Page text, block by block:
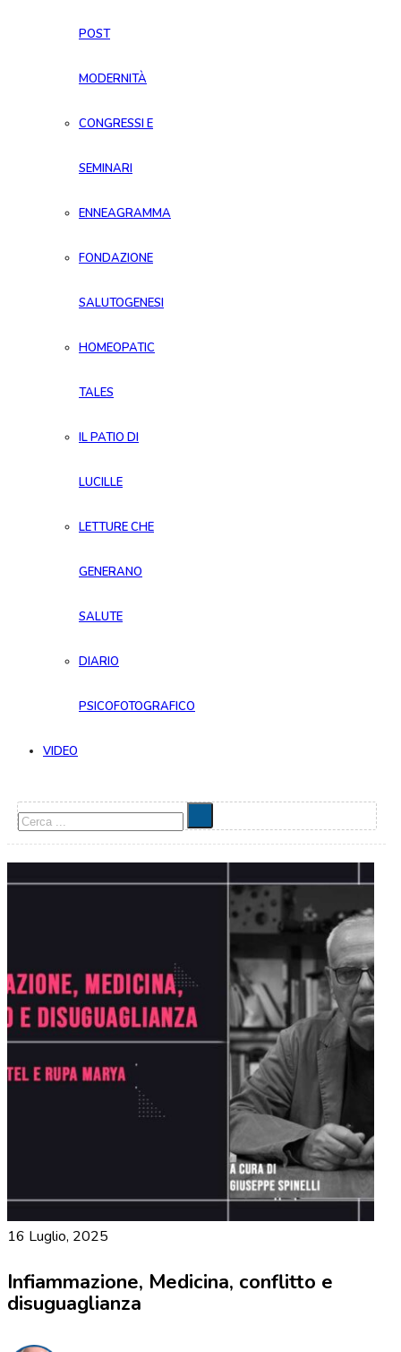
POST
MODERNITÀ
CONGRESSI E
SEMINARI
ENNEAGRAMMA
FONDAZIONE
SALUTOGENESI
HOMEOPATIC
TALES
IL PATIO DI
LUCILLE
LETTURE CHE
GENERANO
SALUTE
DIARIO
PSICOFOTOGRAFICO
VIDEO
Cerca
16 Luglio, 2025
Infiammazione, Medicina, conflitto e
disuguaglianza